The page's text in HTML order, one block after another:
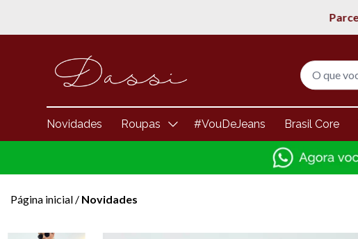
Novidades Roupas #VouDeJeans Brasil Core
Página inicial / Novidades